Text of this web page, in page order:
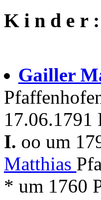
K i n d e r :
Gailler
17.06.1791
I. oo um
Matthias
* um 1760